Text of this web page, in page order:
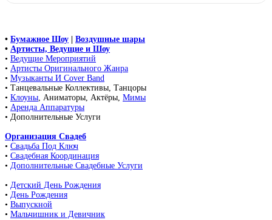
• Бумажное Шоу
Воздушные шары
• Артисты, Ведущие и Шоу
• Ведущие Мероприятий
• Артисты Оригинального Жанра
• Музыканты И Cover Band
• Танцевальные Коллективы, Танцоры
• Клоуны, Аниматоры, Актёры, Мимы
• Аренда Аппаратуры
• Дополнительные Услуги
Организация Свадеб
• Свадьба Под Ключ
• Свадебная Координация
• Дополнительные Свадебные Услуги
• Детский День Рождения
• День Рождения
• Выпускной
• Мальчишник и Девичник